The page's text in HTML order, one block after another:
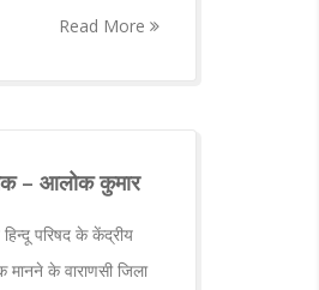
Read More
– आलोक कुमार
हिन्दू परिषद के केंद्रीय
मानने के वाराणसी जिला